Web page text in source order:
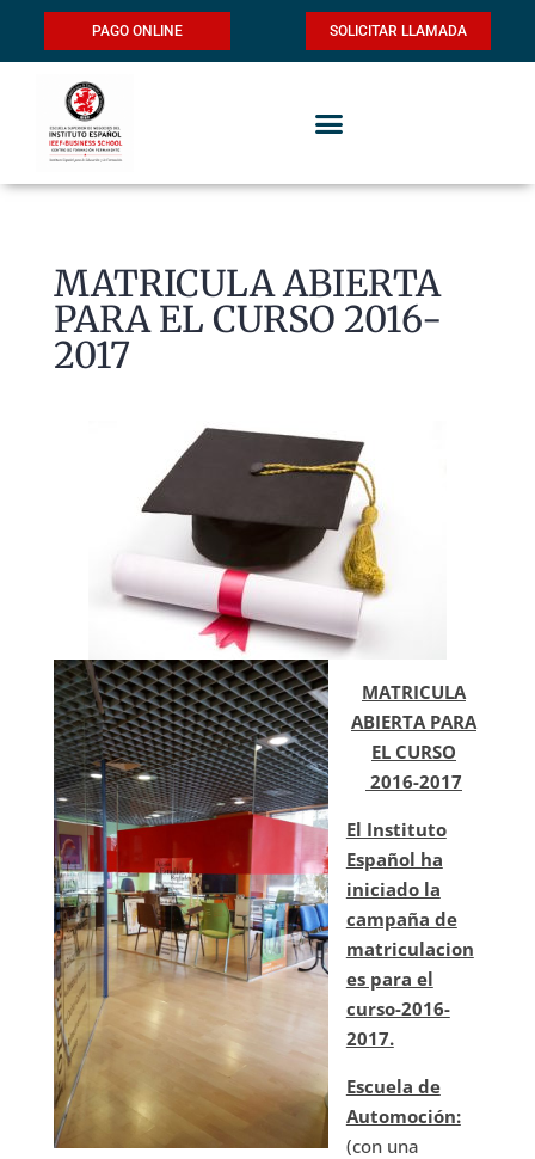
SOLICITAR LLAMADA
PAGO ONLINE
MATRICULA ABIERTA
PARA EL CURSO 2016-
2017
MATRICULA
ABIERTA PARA
EL CURSO
2016-2017
El Instituto
Español ha
iniciado la
campaña de
matriculacion
es para el
curso-2016-
2017.
Escuela de
Automoción:
(con una